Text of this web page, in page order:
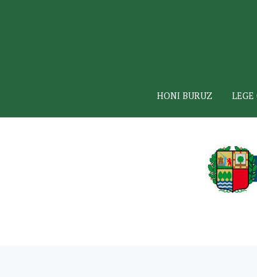
HONI BURUZ